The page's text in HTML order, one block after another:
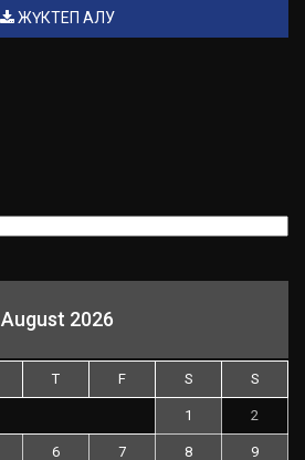
ЖҮКТЕП АЛУ
August 2026
T F S S
1 2
6 7 8 9